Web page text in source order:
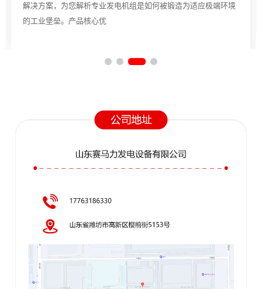
解决方案，为您解析专业发电机组是如何被锻造为适应极端环境
的工业堡垒。产品核心优